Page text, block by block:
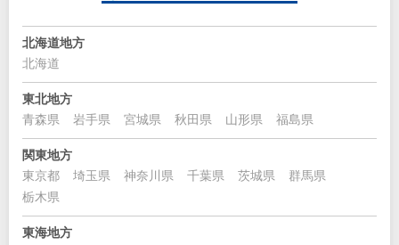
北海道地方
北海道
東北地方
青森県
岩手県 宮城県 秋田県 山形県 福島県
関東地方
東京都
埼玉県 神奈川県 千葉県 茨城県
群馬県
栃木県
東海地方